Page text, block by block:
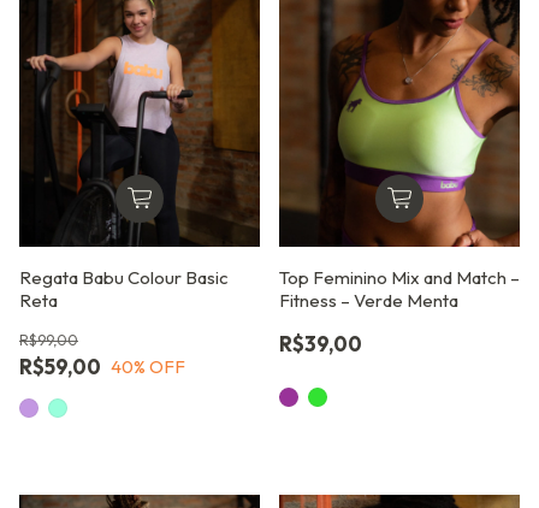
Regata Babu Colour Basic
Reta
R$59,00
R$99,00
40% OFF
Top Feminino Mix and Match –
Fitness – Verde Menta
R$39,00